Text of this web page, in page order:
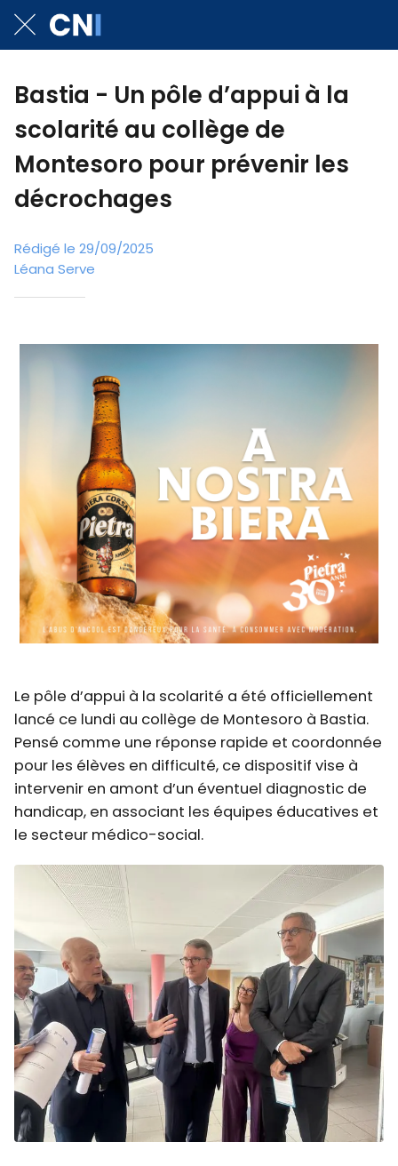
Bastia - Un pôle d’appui à la
scolarité au collège de
Montesoro pour prévenir les
décrochages
Rédigé le 29/09/2025
Léana Serve
Le pôle d’appui à la scolarité a été officiellement
lancé ce lundi au collège de Montesoro à Bastia.
Pensé comme une réponse rapide et coordonnée
pour les élèves en difficulté, ce dispositif vise à
intervenir en amont d’un éventuel diagnostic de
handicap, en associant les équipes éducatives et
le secteur médico-social.